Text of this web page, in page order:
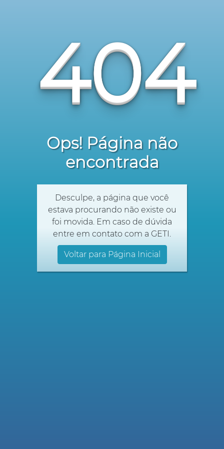
404
Ops! Página não
encontrada
Desculpe, a página que você
estava procurando não existe ou
foi movida. Em caso de dúvida
entre em contato com a GETI.
Voltar para Página Inicial